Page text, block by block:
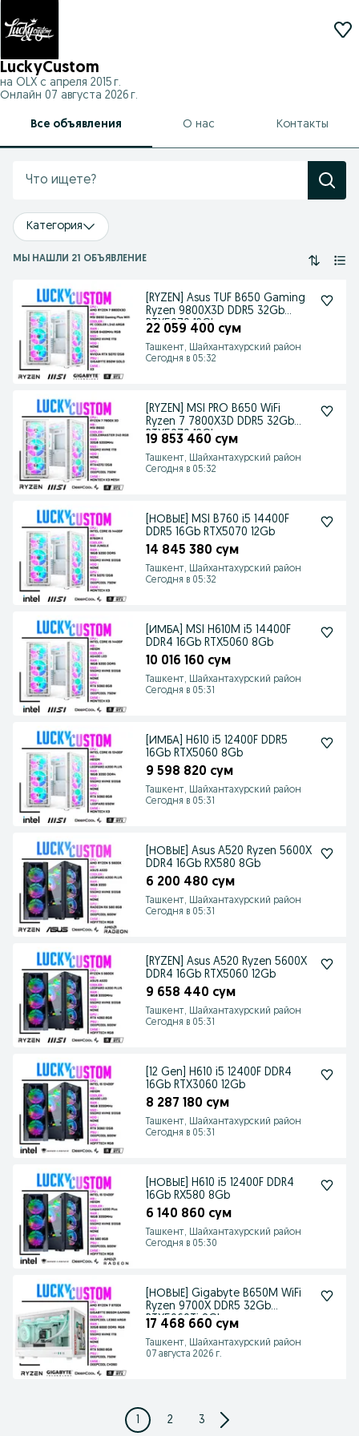
LuckyCustom
на OLX с апреля 2015 г.
Онлайн 07 августа 2026 г.
Все объявления О нас Контакты
Категория
МЫ НАШЛИ 21 ОБЪЯВЛЕНИЕ
[RYZEN] Asus TUF B650 Gaming
Ryzen 9800X3D DDR5 32Gb
RTX5070 12Gb
22 059 400 сум
Ташкент, Шайхантахурский район
Сегодня в 05:32
[RYZEN] MSI PRO B650 WiFi
Ryzen 7 7800X3D DDR5 32Gb
RTX5070 12Gb
19 853 460 сум
Ташкент, Шайхантахурский район
Сегодня в 05:32
[НОВЫЕ] MSI B760 i5 14400F
DDR5 16Gb RTX5070 12Gb
14 845 380 сум
Ташкент, Шайхантахурский район
Сегодня в 05:32
[ИМБА] MSI H610M i5 14400F
DDR4 16Gb RTX5060 8Gb
10 016 160 сум
Ташкент, Шайхантахурский район
Сегодня в 05:31
[ИМБА] H610 i5 12400F DDR5
16Gb RTX5060 8Gb
9 598 820 сум
Ташкент, Шайхантахурский район
Сегодня в 05:31
[НОВЫЕ] Asus A520 Ryzen 5600X
DDR4 16Gb RX580 8Gb
6 200 480 сум
Ташкент, Шайхантахурский район
Сегодня в 05:31
[RYZEN] Asus A520 Ryzen 5600X
DDR4 16Gb RTX5060 12Gb
9 658 440 сум
Ташкент, Шайхантахурский район
Сегодня в 05:31
[12 Gen] H610 i5 12400F DDR4
16Gb RTX3060 12Gb
8 287 180 сум
Ташкент, Шайхантахурский район
Сегодня в 05:31
[НОВЫЕ] H610 i5 12400F DDR4
16Gb RX580 8Gb
6 140 860 сум
Ташкент, Шайхантахурский район
Сегодня в 05:30
[НОВЫЕ] Gigabyte B650M WiFi
Ryzen 9700X DDR5 32Gb
RTX5060Ti 8Gb
17 468 660 сум
Ташкент, Шайхантахурский район
07 августа 2026 г.
1 2 3